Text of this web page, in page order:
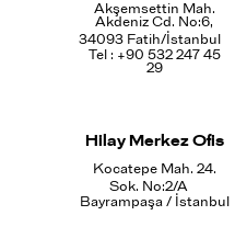
Akşemsettin Mah.
Akdeniz Cd. No:6,
34093 Fatih/İstanbul
Tel : +90 532 247 45
29
Hilay Merkez Ofis
Kocatepe Mah. 24.
Sok. No:2/A
Bayrampaşa / İstanbul